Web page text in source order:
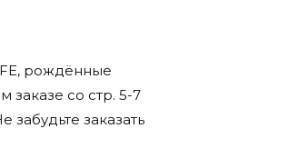
рождённые
со стр. 5-7
забудьте заказать